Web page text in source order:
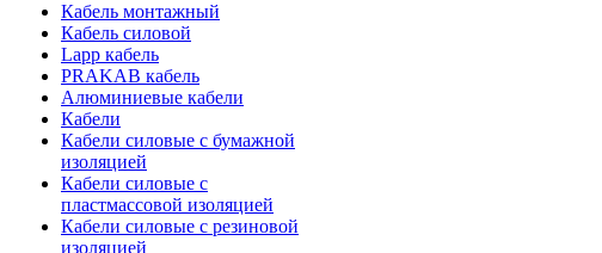
Кабель монтажный
Кабель силовой
Lapp кабель
PRAKAB кабель
Алюминиевые кабели
Кабели
Кабели силовые с бумажной
изоляцией
Кабели силовые с
пластмассовой изоляцией
Кабели силовые с резиновой
изоляцией